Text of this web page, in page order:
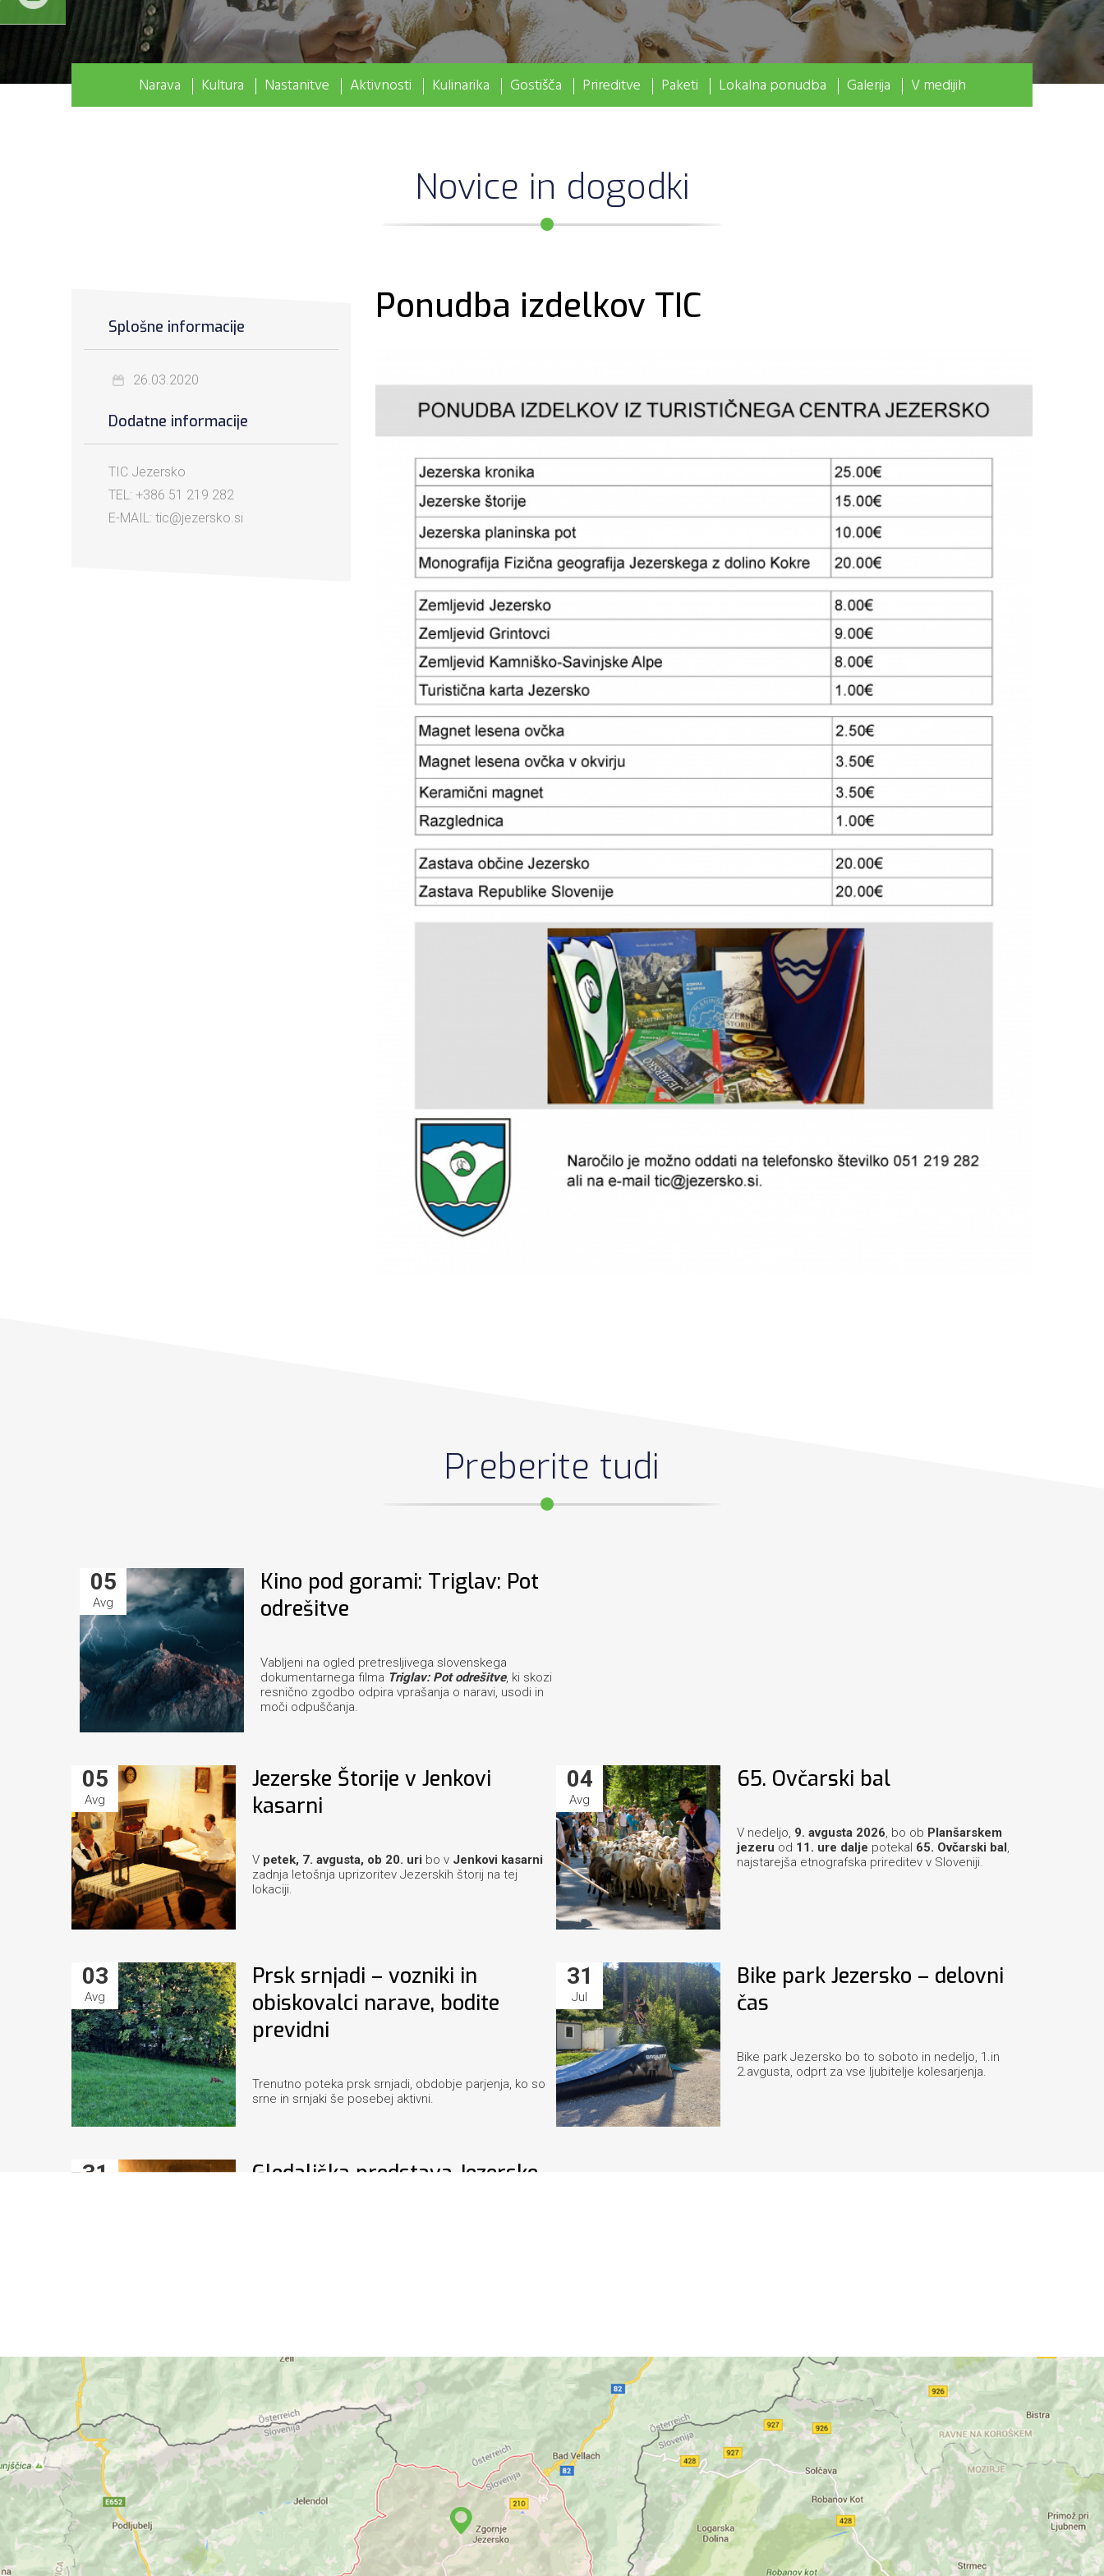
Narava Kultura Nastanitve Aktivnosti Kulinarika Gostišča Prireditve Paketi Lokalna ponudba Galerija V medijih
Novice in dogodki
Splošne informacije
26.03.2020
Dodatne informacije
TIC Jezersko
TEL: +386 51 219 282
E-MAIL: tic@jezersko.si
Ponudba izdelkov TIC
Preberite tudi
05
Avg
Kino pod gorami: Triglav: Pot
odrešitve
Vabljeni na ogled pretresljivega slovenskega
dokumentarnega filma Triglav: Pot odrešitve, ki skozi
resnično zgodbo odpira vprašanja o naravi, usodi in
moči odpuščanja.
05
Avg
Jezerske Štorije v Jenkovi
kasarni
V petek, 7. avgusta, ob 20. uri bo v Jenkovi kasarni
zadnja letošnja uprizoritev Jezerskih štorij na tej
lokaciji.
04
Avg
65. Ovčarski bal
V nedeljo, 9. avgusta 2026, bo ob Planšarskem
jezeru od 11. ure dalje potekal 65. Ovčarski bal ,
najstarejša etnografska prireditev v Sloveniji.
03
Avg
Prsk srnjadi – vozniki in
obiskovalci narave, bodite
previdni
Trenutno poteka prsk srnjadi, obdobje parjenja, ko so
srne in srnjaki še posebej aktivni.
31
Jul
Bike park Jezersko – delovni
čas
Bike park Jezersko bo to soboto in nedeljo, 1.in
2.avgusta, odprt za vse ljubitelje kolesarjenja.
31
Gledališka predstava Jezerske
VSE NOVICE IN DOGODKI